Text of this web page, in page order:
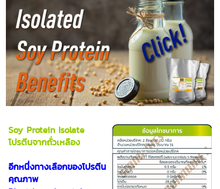
Soy Protein Isolate
โปรตีนจากถั่วเหลือง
อีกหนึ่งทางเลือกของโปรตีน
คุณภาพ